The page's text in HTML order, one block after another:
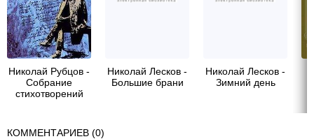
Николай Рубцов -
Собрание
стихотворений
Николай Лесков -
Большие брани
Николай Лесков -
Зимний день
КОММЕНТАРИЕВ (0)